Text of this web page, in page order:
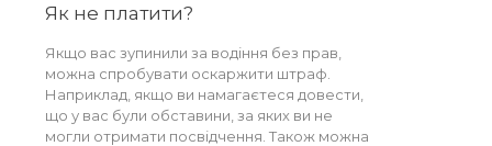
Як не платити?
Якщо вас зупинили за водіння без прав,
можна спробувати оскаржити штраф.
Наприклад, якщо ви намагаєтеся довести,
що у вас були обставини, за яких ви не
могли отримати посвідчення. Також можна